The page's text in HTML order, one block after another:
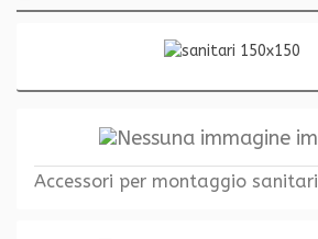
Accessori per montaggio sanitari